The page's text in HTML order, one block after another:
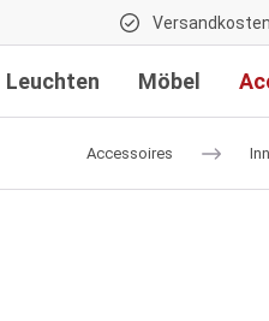
Leuchten Möbel
Accessoires